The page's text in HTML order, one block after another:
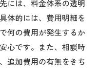
には、料金体系の透明
体的には、費用明細を
何の費用が発生するか
心です。また、相談時
追加費用の有無をきち